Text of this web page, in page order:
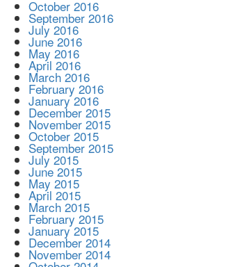
October 2016
September 2016
July 2016
June 2016
May 2016
April 2016
March 2016
February 2016
January 2016
December 2015
November 2015
October 2015
September 2015
July 2015
June 2015
May 2015
April 2015
March 2015
February 2015
January 2015
December 2014
November 2014